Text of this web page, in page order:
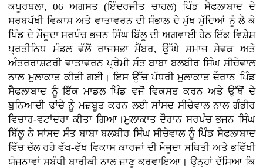
ਕਪੂਰਥਲਾ, 06 ਅਗਸਤ (ਇੰਦਰਜੀਤ ਚਾਹਲ) ਪਿੰਡ ਸੈਫਲਾਬਾਦ ਦੇ
ਸਰਬਪੱਖੀ ਵਿਕਾਸ ਅਤੇ ਵਾਤਾਵਰਨ ਦੀ ਸੰਭਾਲ ਦੇ ਮੁੱਖ ਮੁੱਦਿਆਂ ਨੂੰ ਲੈ ਕੇ
ਪਿੰਡ ਦੇ ਮੌਜੂਦਾ ਸਰਪੰਚ ਭਜਨ ਸਿੰਘ ਬਿੱਲੂ ਦੀ ਅਗਵਾਈ ਹੇਠ ਇੱਕ ਵਿਸ਼ੇਸ਼
ਪ੍ਰਤੀਨਿਧ ਮੰਡਲ ਵੱਲੋਂ ਰਾਜਸਭਾ ਮੈਂਬਰ, ਉੱਘੇ ਸਮਾਜ ਸੇਵਕ ਅਤੇ
ਅੰਤਰਰਾਸ਼ਟਰੀ ਵਾਤਾਵਰਨ ਪ੍ਰੇਮੀ ਸੰਤ ਬਾਬਾ ਬਲਬੀਰ ਸਿੰਘ ਸੀਚੇਵਾਲ
ਨਾਲ ਮੁਲਾਕਾਤ ਕੀਤੀ ਗਈ। ਇਸ ਉੱਚ ਪੱਧਰੀ ਮੁਲਾਕਾਤ ਦੌਰਾਨ ਪਿੰਡ
ਸੈਫਲਾਬਾਦ ਨੂੰ ਇੱਕ ਮਾਡਲ ਪਿੰਡ ਵਜੋਂ ਵਿਕਸਤ ਕਰਨ ਅਤੇ ਉੱਥੋਂ ਦੇ
ਬੁਨਿਆਦੀ ਢਾਂਚੇ ਨੂੰ ਮਜ਼ਬੂਤ ਕਰਨ ਲਈ ਸਾਂਸਦ ਸੀਚੇਵਾਲ ਨਾਲ ਗੰਭੀਰ
ਵਿਚਾਰ-ਵਟਾਂਦਰਾ ਕੀਤਾ ਗਿਆ।ਮੁਲਾਕਾਤ ਦੌਰਾਨ ਸਰਪੰਚ ਭਜਨ ਸਿੰਘ
ਬਿੱਲੂ ਨੇ ਸਾਂਸਦ ਸੰਤ ਬਾਬਾ ਬਲਬੀਰ ਸਿੰਘ ਸੀਚੇਵਾਲ ਨੂੰ ਪਿੰਡ ਸੈਫਲਾਬਾਦ
ਵਿੱਚ ਚੱਲ ਰਹੇ ਵੱਖ-ਵੱਖ ਵਿਕਾਸ ਕਾਰਜਾਂ ਦੀ ਮੌਜੂਦਾ ਸਥਿਤੀ ਅਤੇ ਭਵਿੱਖੀ
ਯੋਜਨਾਵਾਂ ਸਬੰਧੀ ਬਾਰੀਕੀ ਨਾਲ ਜਾਣੂ ਕਰਵਾਇਆ। ਉਨ੍ਹਾਂ ਦੱਸਿਆ ਕਿ